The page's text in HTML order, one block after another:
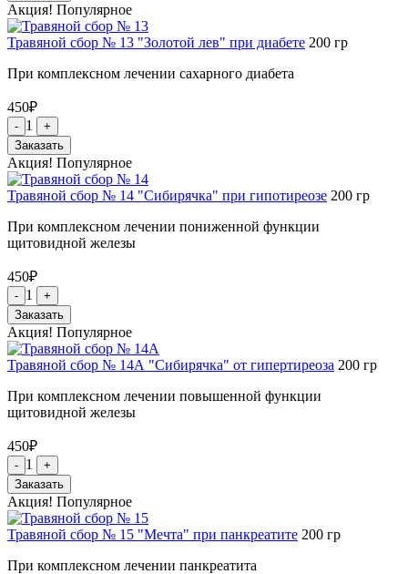
Акция! Популярное
Травяной сбор № 13 "Золотой лев" при диабете 200 гр
При комплексном лечении сахарного диабета
450₽
- 1
+
Заказать
Акция! Популярное
Травяной сбор № 14 "Сибирячка" при гипотиреозе 200 гр
При комплексном лечении пониженной функции
щитовидной железы
450₽
- 1
+
Заказать
Акция! Популярное
Травяной сбор № 14А "Сибирячка" от гипертиреоза 200 гр
При комплексном лечении повышенной функции
щитовидной железы
450₽
- 1
+
Заказать
Акция! Популярное
Травяной сбор № 15 "Мечта" при панкреатите 200 гр
При комплексном лечении панкреатита